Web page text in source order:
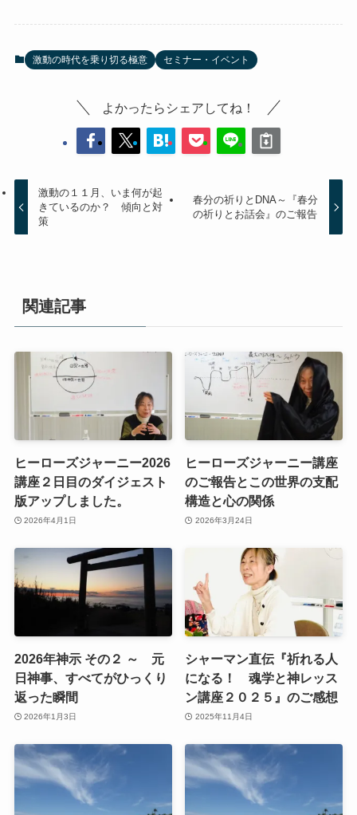
激動の時代を乗り切る極意 セミナー・イベント
よかったらシェアしてね！
激動の１１月、いま何が起
きているのか？ 傾向と対
策
春分の祈りとDNA～『春分
の祈りとお話会』のご報告
関連記事
ヒーローズジャーニー2026
講座２日目のダイジェスト
版アップしました。
2026年4月1日
ヒーローズジャーニー講座
のご報告とこの世界の支配
構造と心の関係
2026年3月24日
2026年神示 その２ ～ 元
日神事、すべてがひっくり
返った瞬間
2026年1月3日
シャーマン直伝『祈れる人
になる！ 魂学と神レッス
ン講座２０２５』のご感想
2025年11月4日